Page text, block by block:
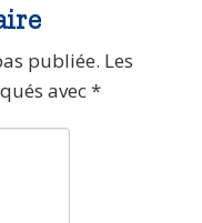
publiée. Les
avec*